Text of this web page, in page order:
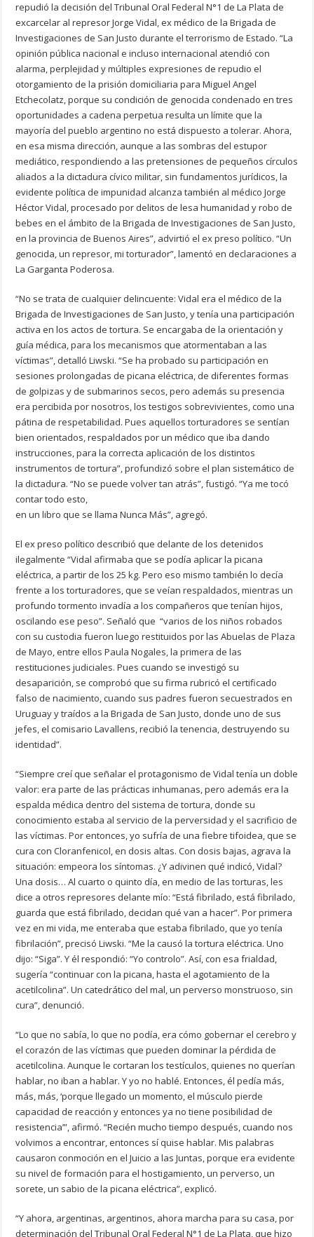
repudió la decisión del Tribunal Oral Federal N°1 de La Plata de
excarcelar al represor Jorge Vidal, ex médico de la Brigada de
Investigaciones de San Justo durante el terrorismo de Estado. “La
opinión pública nacional e incluso internacional atendió con
alarma, perplejidad y múltiples expresiones de repudio el
otorgamiento de la prisión domiciliaria para Miguel Angel
Etchecolatz, porque su condición de genocida condenado en tres
oportunidades a cadena perpetua resulta un límite que la
mayoría del pueblo argentino no está dispuesto a tolerar. Ahora,
en esa misma dirección, aunque a las sombras del estupor
mediático, respondiendo a las pretensiones de pequeños círculos
aliados a la dictadura cívico militar, sin fundamentos jurídicos, la
evidente política de impunidad alcanza también al médico Jorge
Héctor Vidal, procesado por delitos de lesa humanidad y robo de
bebes en el ámbito de la Brigada de Investigaciones de San Justo,
en la provincia de Buenos Aires”, advirtió el ex preso político. “Un
genocida, un represor, mi torturador”, lamentó en declaraciones a
La Garganta Poderosa.
“No se trata de cualquier delincuente: Vidal era el médico de la
Brigada de Investigaciones de San Justo, y tenía una participación
activa en los actos de tortura. Se encargaba de la orientación y
guía médica, para los mecanismos que atormentaban a las
víctimas”, detalló Liwski. “Se ha probado su participación en
sesiones prolongadas de picana eléctrica, de diferentes formas
de golpizas y de submarinos secos, pero además su presencia
era percibida por nosotros, los testigos sobrevivientes, como una
pátina de respetabilidad. Pues aquellos torturadores se sentían
bien orientados, respaldados por un médico que iba dando
instrucciones, para la correcta aplicación de los distintos
instrumentos de tortura”, profundizó sobre el plan sistemático de
la dictadura. “No se puede volver tan atrás”, fustigó. “Ya me tocó
contar todo esto,
en un libro que se llama Nunca Más”, agregó.
El ex preso político describió que delante de los detenidos
ilegalmente “Vidal afirmaba que se podía aplicar la picana
eléctrica, a partir de los 25 kg. Pero eso mismo también lo decía
frente a los torturadores, que se veían respaldados, mientras un
profundo tormento invadía a los compañeros que tenían hijos,
oscilando ese peso”. Señaló que “varios de los niños robados
con su custodia fueron luego restituidos por las Abuelas de Plaza
de Mayo, entre ellos Paula Nogales, la primera de las
restituciones judiciales. Pues cuando se investigó su
desaparición, se comprobó que su firma rubricó el certificado
falso de nacimiento, cuando sus padres fueron secuestrados en
Uruguay y traídos a la Brigada de San Justo, donde uno de sus
jefes, el comisario Lavallens, recibió la tenencia, destruyendo su
identidad”.
“Siempre creí que señalar el protagonismo de Vidal tenía un doble
valor: era parte de las prácticas inhumanas, pero además era la
espalda médica dentro del sistema de tortura, donde su
conocimiento estaba al servicio de la perversidad y el sacrificio de
las víctimas. Por entonces, yo sufría de una fiebre tifoidea, que se
cura con Cloranfenicol, en dosis altas. Con dosis bajas, agrava la
situación: empeora los síntomas. ¿Y adivinen qué indicó, Vidal?
Una dosis… Al cuarto o quinto día, en medio de las torturas, les
dice a otros represores delante mío: “Está fibrilado, está fibrilado,
guarda que está fibrilado, decidan qué van a hacer”. Por primera
vez en mi vida, me enteraba que estaba fibrilado, que yo tenía
fibrilación”, precisó Liwski. “Me la causó la tortura eléctrica. Uno
dijo: “Siga”. Y él respondió: “Yo controlo”. Así, con esa frialdad,
sugería “continuar con la picana, hasta el agotamiento de la
acetilcolina”. Un catedrático del mal, un perverso monstruoso, sin
cura”, denunció.
“Lo que no sabía, lo que no podía, era cómo gobernar el cerebro y
el corazón de las víctimas que pueden dominar la pérdida de
acetilcolina. Aunque le cortaran los testículos, quienes no querían
hablar, no iban a hablar. Y yo no hablé. Entonces, él pedía más,
más, más, ‘porque llegado un momento, el músculo pierde
capacidad de reacción y entonces ya no tiene posibilidad de
resistencia’”, afirmó. “Recién mucho tiempo después, cuando nos
volvimos a encontrar, entonces sí quise hablar. Mis palabras
causaron conmoción en el Juicio a las Juntas, porque era evidente
su nivel de formación para el hostigamiento, un perverso, un
sorete, un sabio de la picana eléctrica”, explicó.
“Y ahora, argentinas, argentinos, ahora marcha para su casa, por
determinación del Tribunal Oral Federal N°1 de La Plata, que hizo